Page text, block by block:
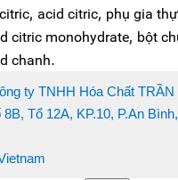
, acid citric, phụ gia
citric monohydrate, bột
chanh.
ty TNHH Hóa Chất TRẦN
8B, Tổ 12A, KP.10, P.An